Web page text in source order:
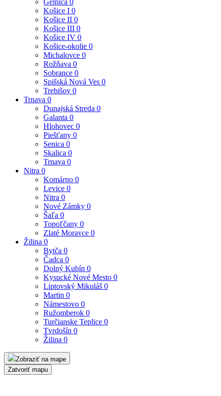
Gelnica 0
Košice I 0
Košice II 0
Košice III 0
Košice IV 0
Košice-okolie 0
Michalovce 0
Rožňava 0
Sobrance 0
Spišská Nová Ves 0
Trebišov 0
Trnava 0
Dunajská Streda 0
Galanta 0
Hlohovec 0
Piešťany 0
Senica 0
Skalica 0
Trnava 0
Nitra 0
Komárno 0
Levice 0
Nitra 0
Nové Zámky 0
Šaľa 0
Topoľčany 0
Zlaté Moravce 0
Žilina 0
Bytča 0
Čadca 0
Dolný Kubín 0
Kysucké Nové Mesto 0
Liptovský Mikuláš 0
Martin 0
Námestovo 0
Ružomberok 0
Turčianske Teplice 0
Tvrdošín 0
Žilina 0
Zobraziť na mape
Zatvoriť mapu